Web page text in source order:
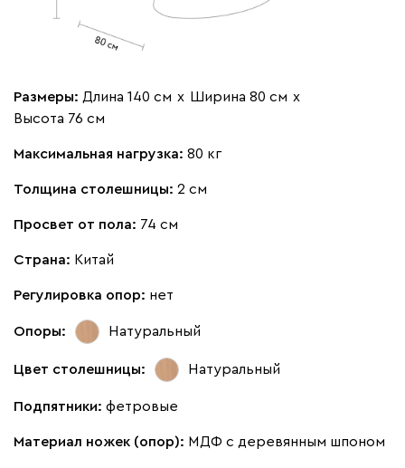
Размеры: Длина 140 см х Ширина 80 см х
Высота 76 см
Максимальная нагрузка: 80 кг
Толщина столешницы: 2 см
Просвет от пола: 74 см
Страна: Китай
Регулировка опор: нет
Опоры: Натуральный
Цвет столешницы: Натуральный
Подпятники: фетровые
Материал ножек (опор): МДФ с деревянным шпоном